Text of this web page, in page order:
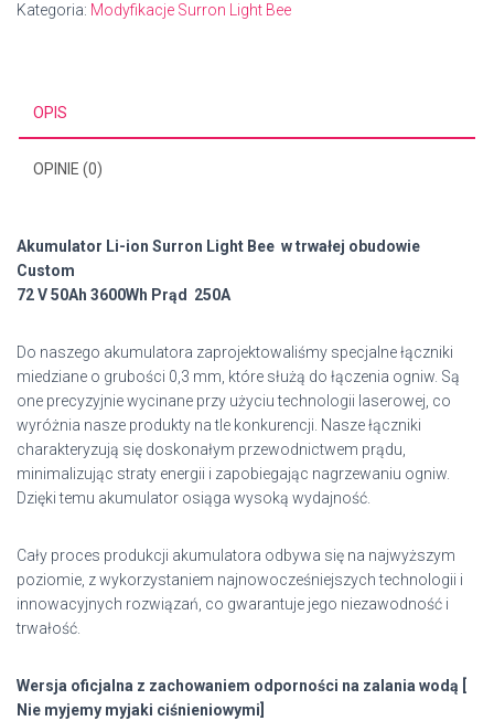
Bee
Kategoria: Modyfikacje Surron Light Bee
OPIS
OPINIE (0)
Akumulator Li-ion Surron Light Bee w trwałej obudowie
Custom
72 V 50Ah 3600Wh Prąd 250A
Do naszego akumulatora zaprojektowaliśmy specjalne łączniki
miedziane o grubości 0,3 mm, które służą do łączenia ogniw. Są
one precyzyjnie wycinane przy użyciu technologii laserowej, co
wyróżnia nasze produkty na tle konkurencji. Nasze łączniki
charakteryzują się doskonałym przewodnictwem prądu,
minimalizując straty energii i zapobiegając nagrzewaniu ogniw.
Dzięki temu akumulator osiąga wysoką wydajność.
Cały proces produkcji akumulatora odbywa się na najwyższym
poziomie, z wykorzystaniem najnowocześniejszych technologii i
innowacyjnych rozwiązań, co gwarantuje jego niezawodność i
trwałość.
Wersja oficjalna z zachowaniem odporności na zalania wodą [
Nie myjemy myjaki ciśnieniowymi]